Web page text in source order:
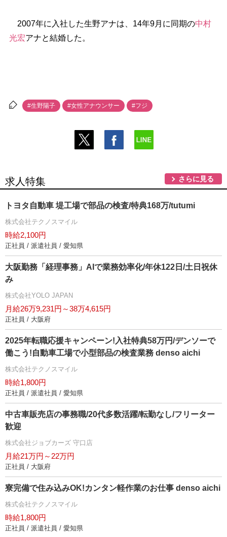
2007年に入社した生野アナは、14年9月に同期の中村
光宏アナと結婚した。
#生野陽子 #女性アナウンサー #フジ
求人特集 さらに見る
トヨタ自動車 堤工場で部品の検査/特典168万/tutumi
株式会社テクノスマイル
時給2,100円
正社員 / 派遣社員 / 愛知県
大阪勤務「経理事務」AIで業務効率化/年休122日/土日祝休
み
株式会社YOLO JAPAN
月給26万9,231円～38万4,615円
正社員 / 大阪府
2025年転職応援キャンペーン!入社特典58万円/デンソーで
働こう!自動車工場で小型部品の検査業務 denso aichi
株式会社テクノスマイル
時給1,800円
正社員 / 派遣社員 / 愛知県
中古車販売店の事務職/20代多数活躍/転勤なし/フリーター
歓迎
株式会社ジョブカーズ 守口店
月給21万円～22万円
正社員 / 大阪府
寮完備で住み込みOK!カンタン軽作業のお仕事 denso aichi
株式会社テクノスマイル
時給1,800円
正社員 / 派遣社員 / 愛知県